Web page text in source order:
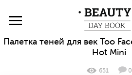
Палетка теней для век Too
Hot Mini
651 0